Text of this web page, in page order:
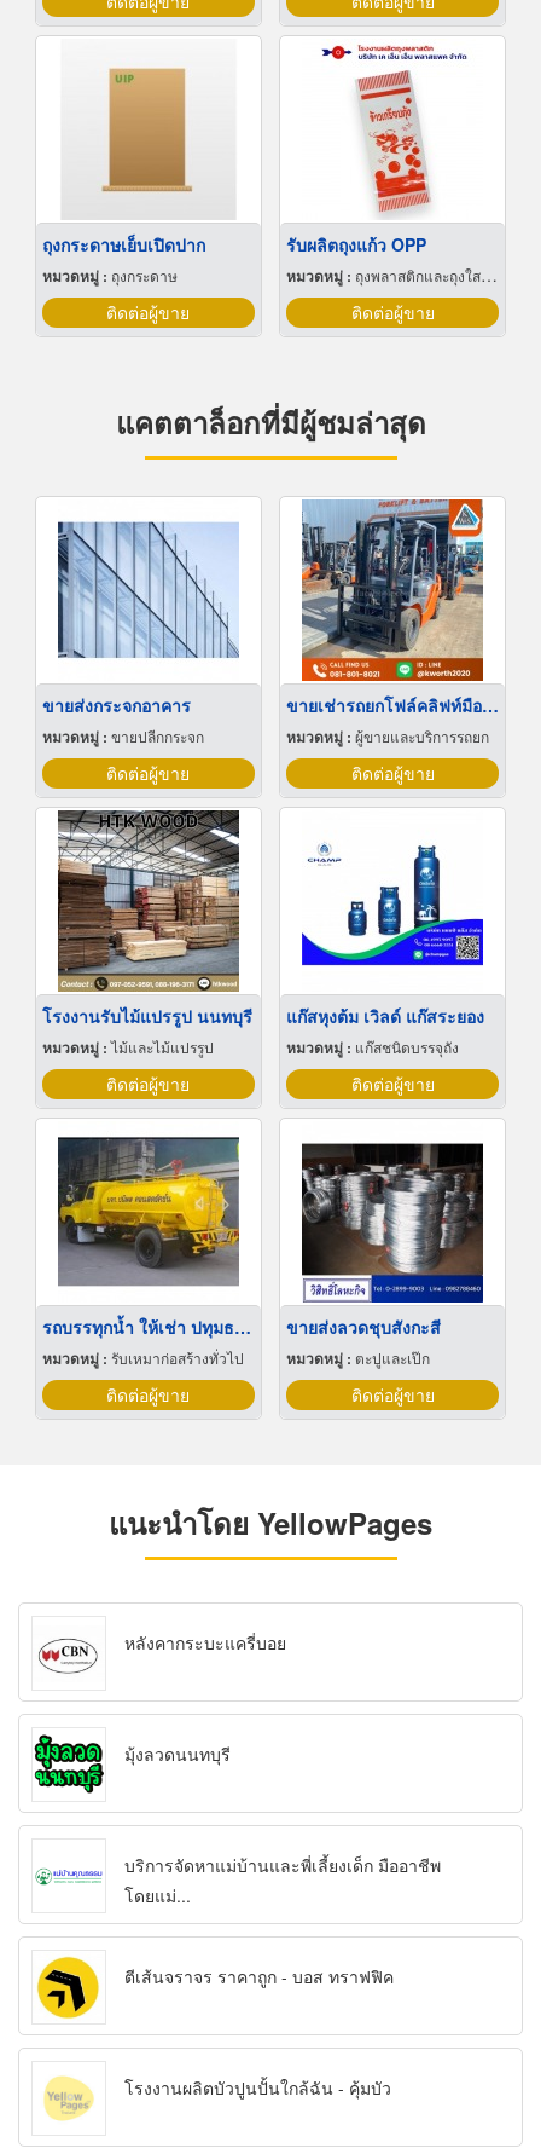
ถุงกระดาษเย็บเปิดปาก
หมวดหมู่ : ถุงกระดาษ
ติดต่อผู้ขาย
รับผลิตถุงแก้ว OPP
หมวดหมู่ : ถุงพลาสติกและถุงใสโปร่ง
ติดต่อผู้ขาย
แคตตาล็อกที่มีผู้ชมล่าสุด
ขายส่งกระจกอาคาร
หมวดหมู่ : ขายปลีกกระจก
ติดต่อผู้ขาย
ขายเช่ารถยกโฟล์คลิฟท์มือสอง TOYOTA
หมวดหมู่ : ผู้ขายและบริการรถยก
ติดต่อผู้ขาย
โรงงานรับไม้แปรรูป นนทบุรี
หมวดหมู่ :ไม้และไม้แปรรูป
ติดต่อผู้ขาย
แก๊สหุงต้ม เวิลด์ แก๊สระยอง
หมวดหมู่ : แก๊สชนิดบรรจุถัง
ติดต่อผู้ขาย
รถบรรทุกน้ำ ให้เช่า ปทุมธานี
หมวดหมู่ : รับเหมาก่อสร้างทั่วไป
ติดต่อผู้ขาย
ขายส่งลวดชุบสังกะสี
หมวดหมู่ : ตะปูและเป๊ก
ติดต่อผู้ขาย
แนะนำโดย YellowPages
หลังคากระบะแครี่บอย
มุ้งลวดนนทบุรี
บริการจัดหาแม่บ้านและพี่เลี้ยงเด็ก มืออาชีพ
โดยแม่...
ตีเส้นจราจร ราคาถูก - บอส ทราฟฟิค
โรงงานผลิตบัวปูนปั้นใกล้ฉัน - คุ้มบัว